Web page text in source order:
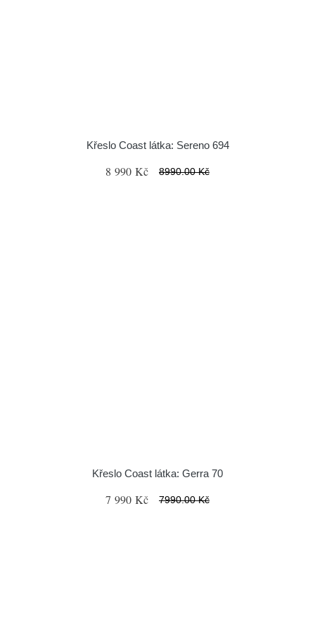
Křeslo Coast látka: Sereno 694
8 990 Kč 8990.00 Kč
Křeslo Coast látka: Gerra 70
7 990 Kč 7990.00 Kč